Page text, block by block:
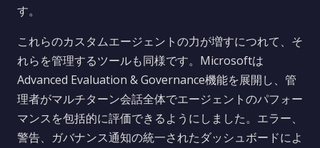
す。
これらのカスタムエージェントの力が増すにつれて、そ
れらを管理するツールも同様です。Microsoftは
Advanced Evaluation & Governance機能を展開し、管
理者がマルチターン会話全体でエージェントのパフォー
マンスを包括的に評価できるようにしました。エラー、
警告、ガバナンス通知の統一されたダッシュボードによ